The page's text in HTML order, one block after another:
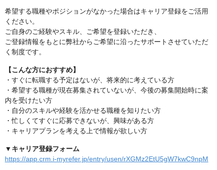
希望する職種やポジションがなかった場合はキャリア登録をご活用
ください。
ご自身のご経験やスキル、ご希望を登録いただき、
ご登録情報をもとに弊社からご希望に沿ったサポートさせていただ
く制度です。
【こんな方におすすめ】
・すぐに転職する予定はないが、将来的に考えている方
・希望する職種が現在募集されていないが、今後の募集開始時に案
内を受けたい方
・自分のスキルや経験を活かせる職種を知りたい方
・忙しくてすぐに応募できないが、興味がある方
・キャリアプランを考える上で情報が欲しい方
▼キャリア登録フォーム
https://app.crm.i-myrefer.jp/entry/usen/rXGMz2EtU5gW7kwC9npM